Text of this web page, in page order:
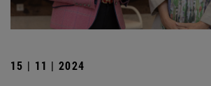
15 | 11 | 2024